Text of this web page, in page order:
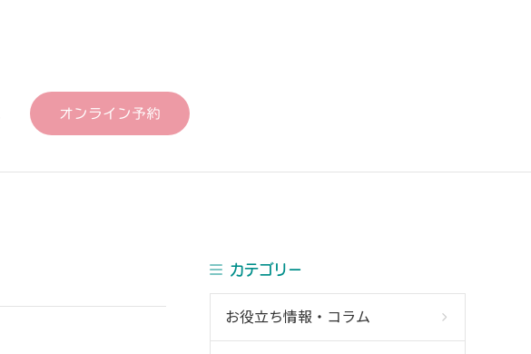
オンライン予約
カテゴリー
お役立ち情報・コラム